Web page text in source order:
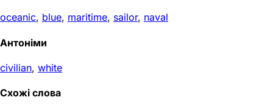
oceanic, blue, maritime, sailor, naval
Антоніми
civilian, white
Схожі слова